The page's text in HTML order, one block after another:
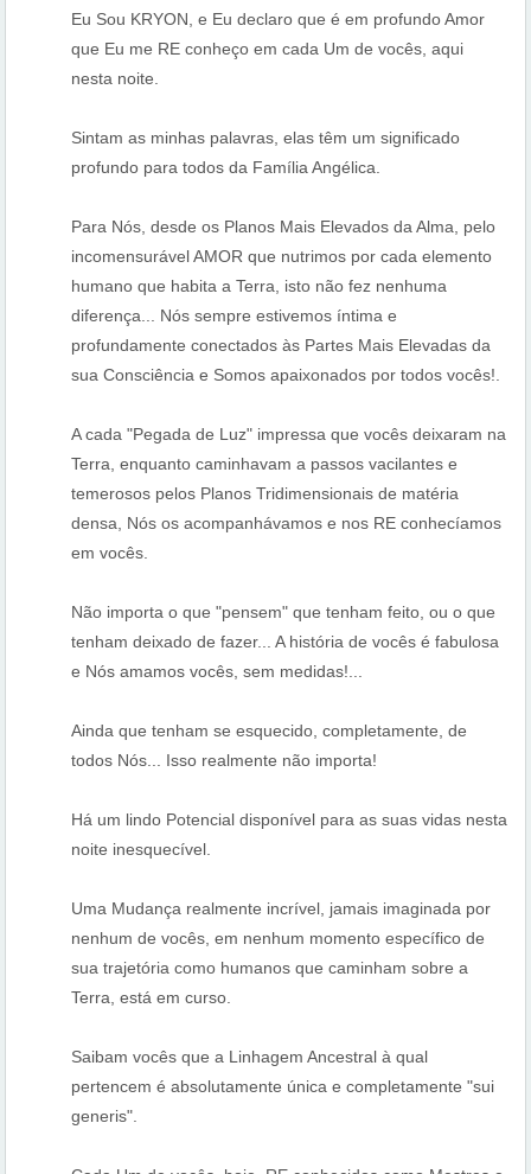
Eu Sou KRYON, e Eu declaro que é em profundo Amor
que Eu me RE conheço em cada Um de vocês, aqui
nesta noite.
Sintam as minhas palavras, elas têm um significado
profundo para todos da Família Angélica.
Para Nós, desde os Planos Mais Elevados da Alma, pelo
incomensurável AMOR que nutrimos por cada elemento
humano que habita a Terra, isto não fez nenhuma
diferença... Nós sempre estivemos íntima e
profundamente conectados às Partes Mais Elevadas da
sua Consciência e Somos apaixonados por todos vocês!.
A cada "Pegada de Luz" impressa que vocês deixaram na
Terra, enquanto caminhavam a passos vacilantes e
temerosos pelos Planos Tridimensionais de matéria
densa, Nós os acompanhávamos e nos RE conhecíamos
em vocês.
Não importa o que "pensem" que tenham feito, ou o que
tenham deixado de fazer... A história de vocês é fabulosa
e Nós amamos vocês, sem medidas!...
Ainda que tenham se esquecido, completamente, de
todos Nós... Isso realmente não importa!
Há um lindo Potencial disponível para as suas vidas nesta
noite inesquecível.
Uma Mudança realmente incrível, jamais imaginada por
nenhum de vocês, em nenhum momento específico de
sua trajetória como humanos que caminham sobre a
Terra, está em curso.
Saibam vocês que a Linhagem Ancestral à qual
pertencem é absolutamente única e completamente "sui
generis".